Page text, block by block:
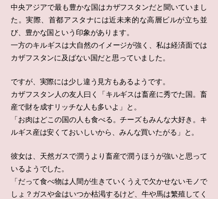
中央アジアで最も豊かな国はカザフスタンだと聞いていまし
た。実際、首都アスタナには近未来的な高層ビルが立ち並
び、豊かな国という印象があります。
一方のキルギスは大自然のイメージが強く、私は経済面では
カザフスタンに及ばない国だと思っていました。
ですが、実際には少し違う見方もあるようです。
カザフスタン人の友人曰く「キルギスは畜産に秀でた国。畜
産で財を成すリッチな人も多いよ」と。
「お肉はどこの国の人も食べる。チーズもみんな大好き。キ
ルギス産は安くておいしいから、みんな買いたがる」と。
彼女は、天然ガスで潤うより畜産で潤うほうが強いと思って
いるようでした。
「だって食べ物は人間が生きていくうえで欠かせないモノで
しょ？ガスや金はいつか枯渇するけど、牛や馬は繁殖してく